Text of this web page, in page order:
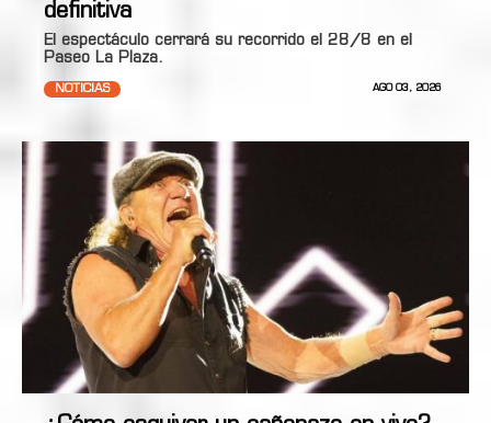
definitiva
El espectáculo cerrará su recorrido el 28/8 en el
Paseo La Plaza.
NOTICIAS AGO 03, 2026